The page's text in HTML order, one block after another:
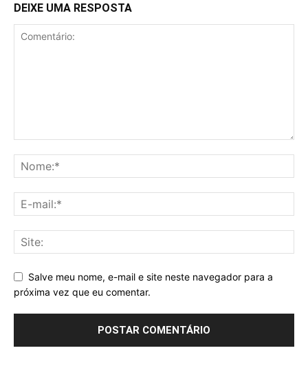
DEIXE UMA RESPOSTA
Salve meu nome, e-mail e site neste navegador para a
próxima vez que eu comentar.